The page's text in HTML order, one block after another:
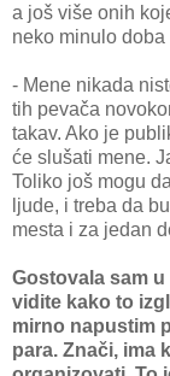
a još više onih
neko minulo
- Mene nikada
tih pevača
takav. Ako je
će slušati mene.
Toliko još mogu
ljude, i treba da
mesta i za jedan
Gostovala sam
vidite kako to
mirno napustim
para. Znači, ima